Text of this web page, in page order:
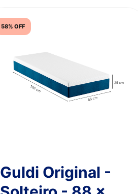
58% OFF
Guldi Original -